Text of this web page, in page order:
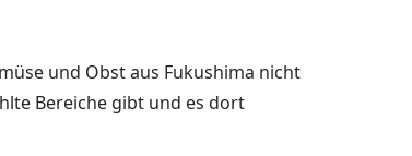
und Obst aus Fukushima nicht
Bereiche gibt und es dort